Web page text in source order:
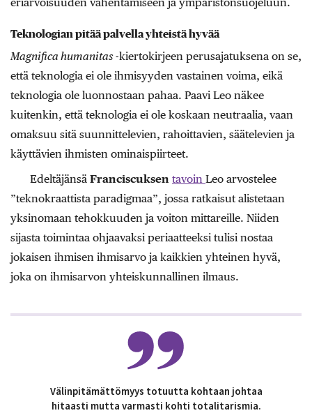
Teknologian pitää palvella yhteistä hyvää
Magnifica humanitas-kiertokirjeen perusajatuksena on se,
että teknologia ei ole ihmisyyden vastainen voima, eikä
teknologia ole luonnostaan pahaa. Paavi Leo näkee
kuitenkin, että teknologia ei ole koskaan neutraalia, vaan
omaksuu sitä suunnittelevien, rahoittavien, säätelevien ja
käyttävien ihmisten ominaispiirteet.
Edeltäjänsä Franciscuksen tavoin Leo arvostelee
”teknokraattista paradigmaa”, jossa ratkaisut alistetaan
yksinomaan tehokkuuden ja voiton mittareille. Niiden
sijasta toimintaa ohjaavaksi periaatteeksi tulisi nostaa
jokaisen ihmisen ihmisarvo ja kaikkien yhteinen hyvä,
joka on ihmisarvon yhteiskunnallinen ilmaus.
Välinpitämättömyys totuutta kohtaan johtaa
hitaasti mutta varmasti kohti totalitarismia.